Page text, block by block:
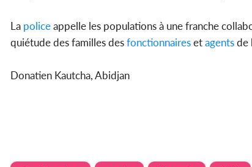
La policeappelle les populations à une franche
quiétude des familles desfonctionnairesetagentsde
Donatien Kautcha, Abidjan